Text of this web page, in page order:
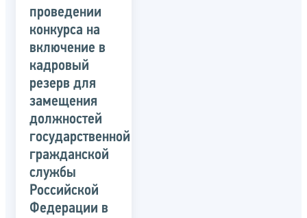
проведении
конкурса на
включение в
кадровый
резерв для
замещения
должностей
государственной
гражданской
службы
Российской
Федерации в